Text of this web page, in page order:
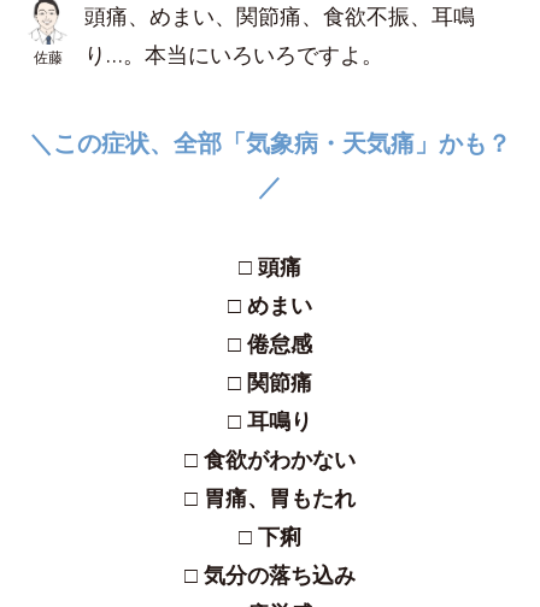
佐藤
頭痛、めまい、関節痛、食欲不振、耳鳴
り…。本当にいろいろですよ。
＼この症状、全部「気象病・天気痛」かも？
／
□ 頭痛
□ めまい
□ 倦怠感
□ 関節痛
□ 耳鳴り
□ 食欲がわかない
□ 胃痛、胃もたれ
□ 下痢
□ 気分の落ち込み